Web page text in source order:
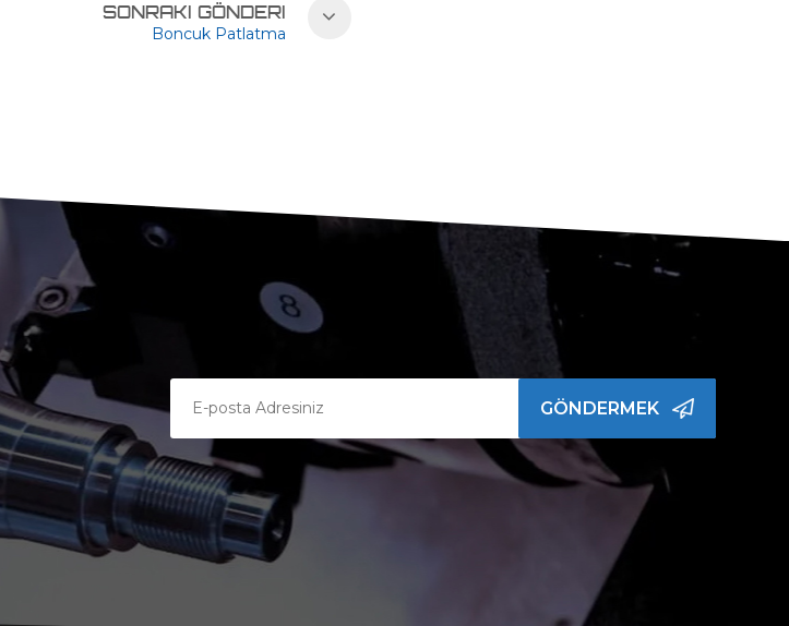
SONRAKI GÖNDERI
Boncuk Patlatma
GÖNDERMEK